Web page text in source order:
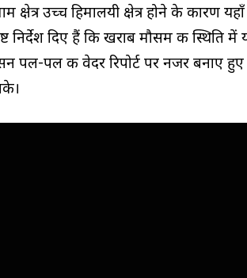
क्षेत्र उच्च हिमालयी क्षेत्र होने के कारण
निर्देश दिए हैं कि खराब मौसम की स्थिति
पल-पल की वेदर रिपोर्ट पर नजर बनाए